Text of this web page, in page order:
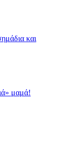
και
μαμά!